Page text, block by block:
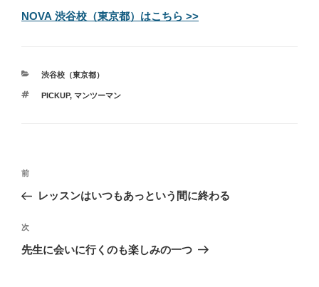
NOVA 渋谷校（東京都）はこちら >>
カ
ゴ
渋谷校（東京都）
タ
PICKUP, マンツーマン
投
ナ
ビ
ゲ
過
去
投
稿
前
レッスンはいつもあっという間に終わる
次
の
次
先生に会いに行くのも楽しみの一つ